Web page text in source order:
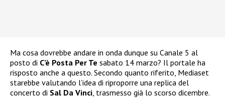
Ma cosa dovrebbe andare in onda dunque su Canale 5 al
posto di C’è Posta Per Te sabato 14 marzo? Il portale ha
risposto anche a questo. Secondo quanto riferito, Mediaset
starebbe valutando l’idea di riproporre una replica del
concerto di Sal Da Vinci , trasmesso già lo scorso dicembre.